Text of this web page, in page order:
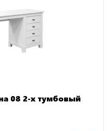
08 2-х тумбовый